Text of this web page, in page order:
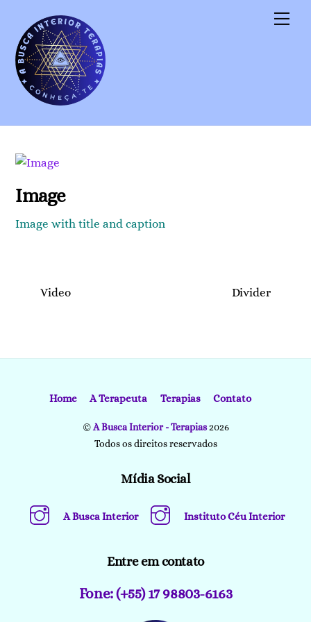
content
Image
Image with title and caption
Video Divider
Home A Terapeuta Terapias Contato
©A Busca Interior - Terapias2026
Todos os direitos reservados
Mídia Social
A Busca Interior Instituto Céu Interior
Entre em contato
Fone: (+55) 17 98803-6163